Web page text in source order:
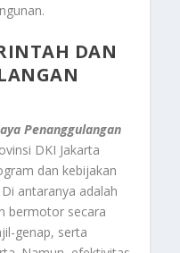
DAN
Penanggulangan
DKI Jakarta
dan kebijakan
antaranya adalah
bermotor secara
genap, serta